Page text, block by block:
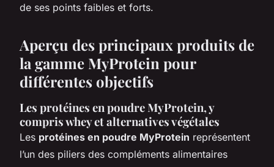
de ses points faibles et forts.
Aperçu des principaux produits de
la gamme MyProtein pour
différentes objectifs
Les protéines en poudre MyProtein, y
compris whey et alternatives végétales
Les protéines en poudre MyProtein représentent
l’un des piliers des compléments alimentaires